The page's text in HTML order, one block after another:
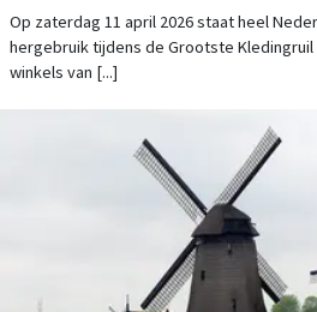
KLEDINGRUILACTIE
Op zaterdag 11 april 2026 staat heel
hergebruik tijdens de Grootste Kledingruil
winkels van [...]